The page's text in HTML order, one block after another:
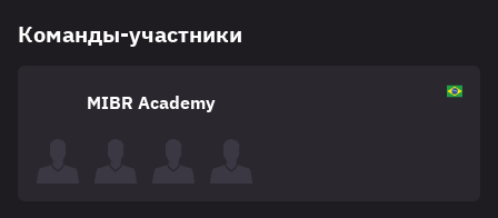
Команды-участники
MIBR Academy